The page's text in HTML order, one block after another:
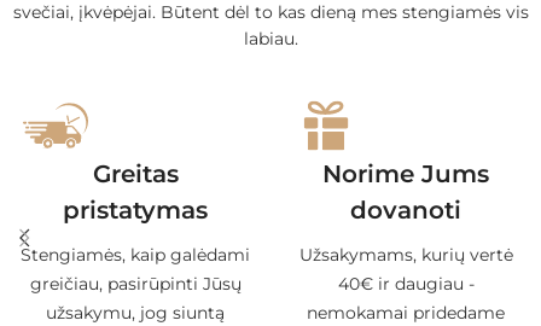
svečiai, įkvėpėjai. Būtent dėl to kas dieną mes stengiamės vis
labiau.
Greitas
pristatymas
Stengiamės, kaip galėdami
greičiau, pasirūpinti Jūsų
užsakymu, jog siuntą
Norime Jums
dovanoti
Užsakymams, kurių vertė
40€ ir daugiau -
nemokamai pridedame